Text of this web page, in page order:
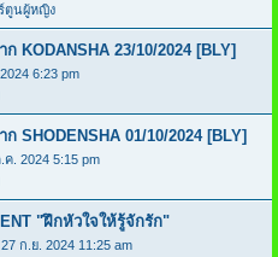
ตูนผู้หญิง
KODANSHA 23/10/2024 [BLY]
6:23 pm
SHODENSHA 01/10/2024 [BLY]
ค. 2024 5:15 pm
"ฝึกหัวใจให้รู้จักรัก"
ก.ย. 2024 11:25 am